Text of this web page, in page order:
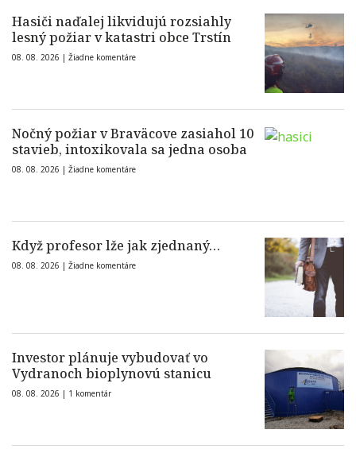
Hasiči naďalej likvidujú rozsiahly
lesný požiar v katastri obce Trstín
08. 08. 2026 | Žiadne komentáre
Nočný požiar v Braväcove zasiahol 10
stavieb, intoxikovala sa jedna osoba
08. 08. 2026 | Žiadne komentáre
Když profesor lže jak zjednaný…
08. 08. 2026 | Žiadne komentáre
Investor plánuje vybudovať vo
Vydranoch bioplynovú stanicu
08. 08. 2026 | 1 komentár